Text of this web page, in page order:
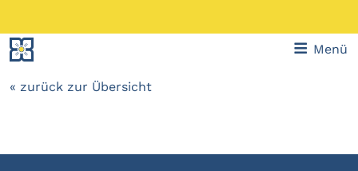
Menü
Gemeinde, des Kantons und des Bundes:
Energiekommission Wädenswil
« zurück zur Übersicht